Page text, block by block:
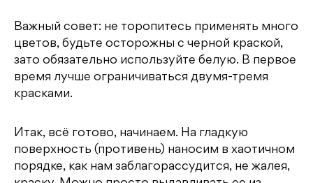
Важный совет: не торопитесь применять много
цветов, будьте осторожны с черной краской,
зато обязательно используйте белую. В первое
время лучше ограничиваться двумя-тремя
красками.
Итак, всё готово, начинаем. На гладкую
поверхность (противень) наносим в хаотичном
порядке, как нам заблагорассудится, не жалея,